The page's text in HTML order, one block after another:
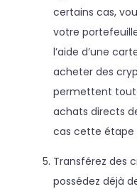
certains cas,
votre
l’aide d’une
acheter des
permettent
achats directs
cas cette étape
Transférez des
possédez déjà